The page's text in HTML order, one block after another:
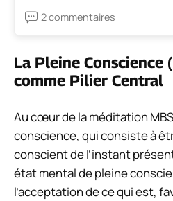
2 commentaires
La Pleine Conscience
comme Pilier Central
Au cœur de la méditation
conscience, qui consiste à
conscient de l’instant
état mental de pleine
l’acceptation de ce qui est,